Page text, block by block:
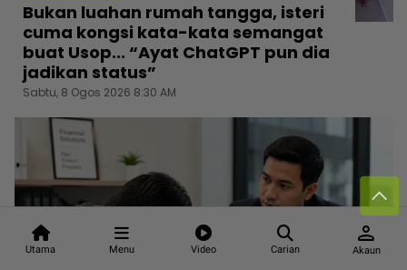
Utama Menu Video Carian
person
Akaun
Bukan luahan rumah tangga, isteri
cuma kongsi kata-kata semangat
buat Usop... “Ayat ChatGPT pun dia
jadikan status”
Sabtu, 8 Ogos 2026 8:30 AM